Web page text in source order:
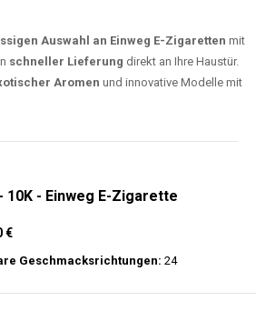
Auswahl an Einweg E-Zigaretten mit
schneller Lieferung direkt an Ihre Haustür.
Aromen und innovative Modelle mit
10K - Einweg E-Zigarette
€
Geschmacksrichtungen: 24